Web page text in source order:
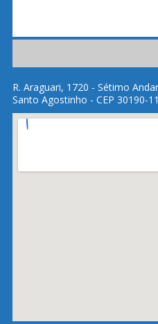
R. Araguari, 1720 - Sétimo Andar
Santo Agostinho - CEP 30190-